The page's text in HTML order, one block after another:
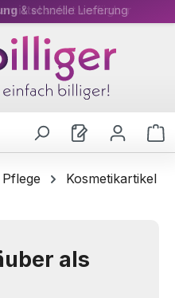
& schnelle Lieferung
Kosmetikartikel
als